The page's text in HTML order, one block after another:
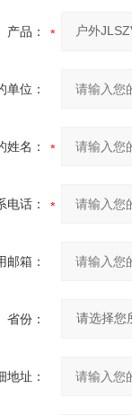
产品：
单位：
姓名：
电话：
邮箱：
省份：
地址：